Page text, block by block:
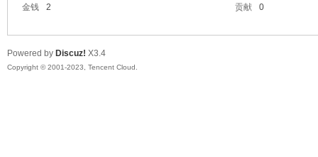
金钱
2 贡献 0
Powered by Discuz! X3.4
Copyright © 2001-2023, Tencent Cloud.